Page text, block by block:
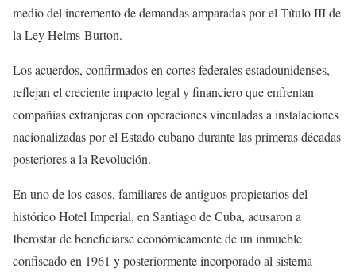
medio del incremento de demandas amparadas por el Título III de
la Ley Helms-Burton.
Los acuerdos, confirmados en cortes federales estadounidenses,
reflejan el creciente impacto legal y financiero que enfrentan
compañías extranjeras con operaciones vinculadas a instalaciones
nacionalizadas por el Estado cubano durante las primeras décadas
posteriores a la Revolución.
En uno de los casos, familiares de antiguos propietarios del
histórico Hotel Imperial, en Santiago de Cuba, acusaron a
Iberostar de beneficiarse económicamente de un inmueble
confiscado en 1961 y posteriormente incorporado al sistema